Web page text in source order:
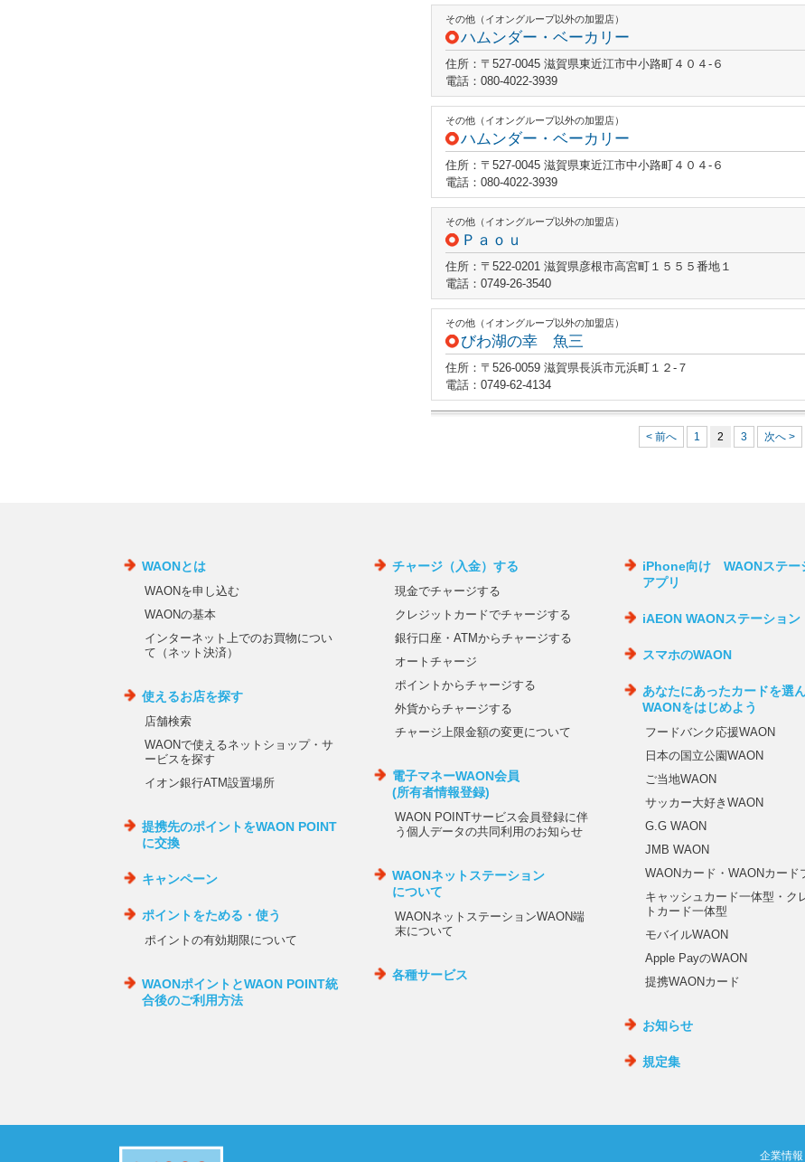
その他（イオングループ以外の加盟店）
ハムンダー・ベーカリー
住所：〒527-0045 滋賀県東近江市中小路町４０４‐６
電話：080-4022-3939
その他（イオングループ以外の加盟店）
ハムンダー・ベーカリー
住所：〒527-0045 滋賀県東近江市中小路町４０４‐６
電話：080-4022-3939
その他（イオングループ以外の加盟店）
Ｐａｏｕ
住所：〒522-0201 滋賀県彦根市高宮町１５５５番地１
電話：0749-26-3540
その他（イオングループ以外の加盟店）
びわ湖の幸 魚三
住所：〒526-0059 滋賀県長浜市元浜町１２‐７
電話：0749-62-4134
< 前へ 1 2 3 次へ >